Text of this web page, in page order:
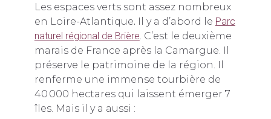
Les espaces verts sont assez nombreux
en Loire-Atlantique. Il y a d’abord le Parc
naturel régional de Brière . C’est le deuxième
marais de France après la Camargue. Il
préserve le patrimoine de la région. Il
renferme une immense tourbière de
40 000 hectares qui laissent émerger 7
îles. Mais il y a aussi :